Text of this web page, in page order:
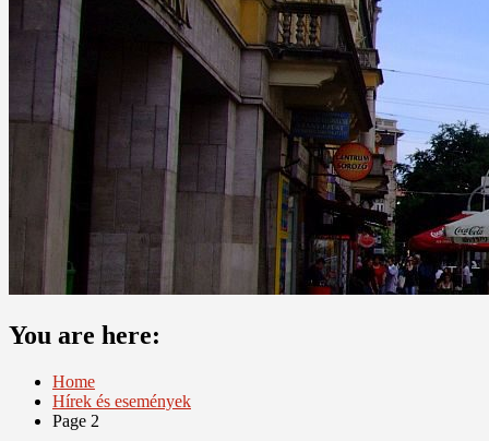
You are here:
Home
Hírek és események
Page 2